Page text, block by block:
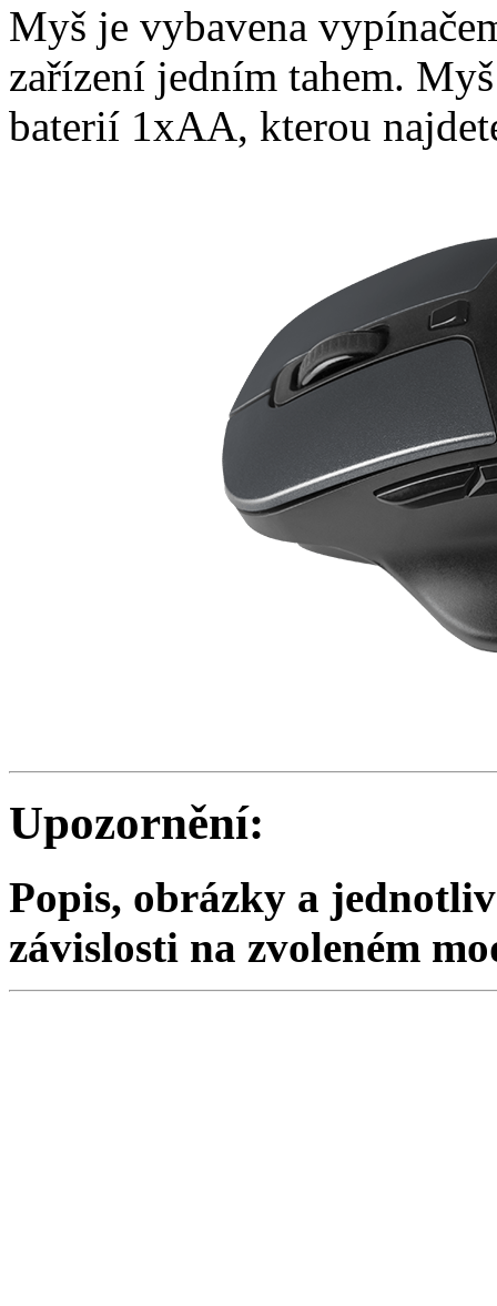
Myš je vybavena
zařízení jedním tahem.
baterií 1xAA, kterou
Upozornění:
Popis, obrázky a
závislosti na zvoleném